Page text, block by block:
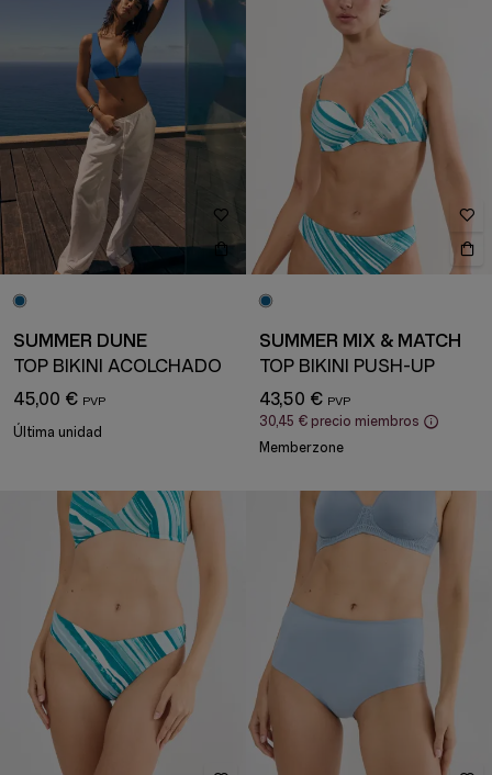
SUMMER DUNE
TOP BIKINI ACOLCHADO
45,00 €
Última unidad
SUMMER MIX & MATCH
TOP BIKINI PUSH-UP
43,50 €
30,45 € precio miembros
Memberzone